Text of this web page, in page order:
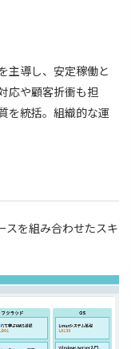
主導し、安定稼働と
応や顧客折衝も担
を統括。組織的な運
スを組み合わせたスキ